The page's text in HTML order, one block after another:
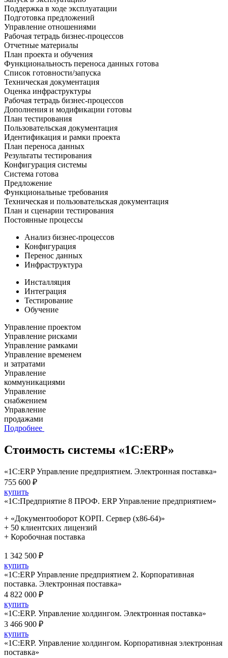
Поддержка в ходе эксплуатации
Подготовка предложений
Управление отношениями
Рабочая тетрадь бизнес-процессов
Отчетные материалы
План проекта и обучения
Функциональность переноса данных готова
Список готовности/запуска
Техническая документация
Оценка инфраструктуры
Рабочая тетрадь бизнес-процессов
Дополнения и модификации готовы
План тестирования
Пользовательская документация
Идентификация и рамки проекта
План переноса данных
Результаты тестирования
Конфигурация системы
Система готова
Предложение
Функциональные требования
Техническая и пользовательская документация
План и сценарии тестирования
Постоянные процессы
Анализ бизнес-процессов
Конфигурация
Перенос данных
Инфраструктура
Инсталляция
Интеграция
Тестирование
Обучение
Управление проектом
Управление рисками
Управление рамками
Управление временем
и затратами
Управление
коммуникациями
Управление
снабжением
Управление
продажами
Подробнее
Стоимость системы «1С:ERP»
«1С:ERP Управление предприятием. Электронная поставка»
755 600 ₽
купить
«1С:Предприятие 8 ПРОФ. ERP Управление предприятием»
+ «Документооборот КОРП. Сервер (x86-64)»
+ 50 клиентских лицензий
+ Коробочная поставка
1 342 500 ₽
купить
«1С:ERP Управление предприятием 2. Корпоративная
поставка. Электронная поставка»
4 822 000 ₽
купить
«1С:ERP. Управление холдингом. Электронная поставка»
3 466 900 ₽
купить
«1С:ERP. Управление холдингом. Корпоративная электронная
поставка»